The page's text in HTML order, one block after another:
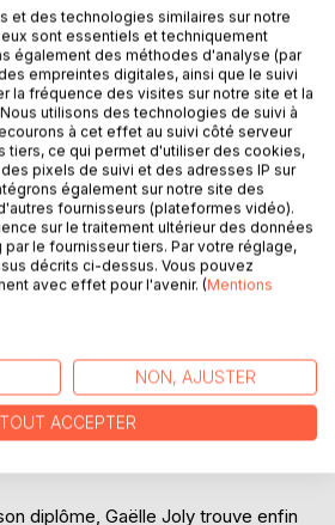
fille comme les autres. Elle se
19e siècle sous l'identité d'une
s'appelait alors Geneviève
d'un chasseur de vampires du
elle comprend qu'accéder à ce
d'accomplir ce qu'elle désire au
: se venger de son meurtrier du
diplôme, Gaëlle Joly trouve enfin
et des technologies similaires sur notre
sont essentiels et techniquement
également des méthodes d'analyse (par
empreintes digitales, ainsi que le suivi
la fréquence des visites sur notre site et la
utilisons des technologies de suivi à
à cet effet au suivi côté serveur
tiers, ce qui permet d'utiliser des cookies,
pixels de suivi et des adresses IP sur
également sur notre site des
fournisseurs (plateformes vidéo).
sur le traitement ultérieur des données
par le fournisseur tiers. Par votre réglage,
décrits ci-dessus. Vous pouvez
avec effet pour l'avenir. (Mentions
NON, AJUSTER
TOUT ACCEPTER